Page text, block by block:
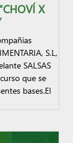
X
S.L,
SALSAS
que se
bases.El